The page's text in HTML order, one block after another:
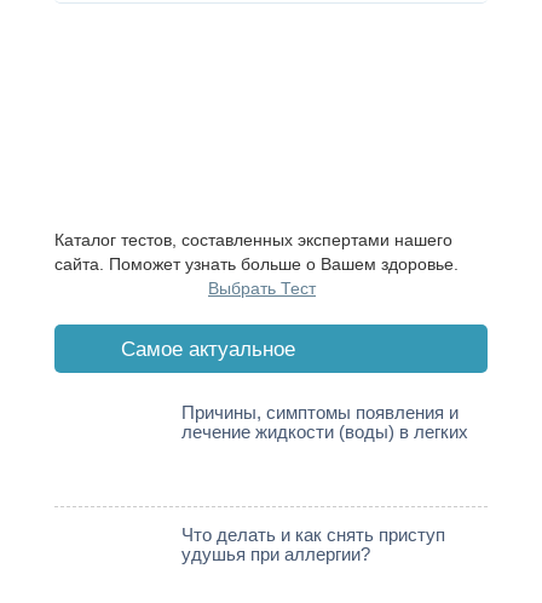
Каталог тестов, составленных экспертами нашего
сайта. Поможет узнать больше о Вашем здоровье.
Выбрать Тест
Cамое актуальное
Причины, симптомы появления и
лечение жидкости (воды) в легких
Что делать и как снять приступ
удушья при аллергии?